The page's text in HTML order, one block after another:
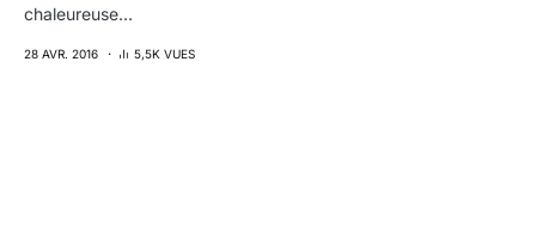
chaleureuse…
28 AVR. 2016 5,5K VUES